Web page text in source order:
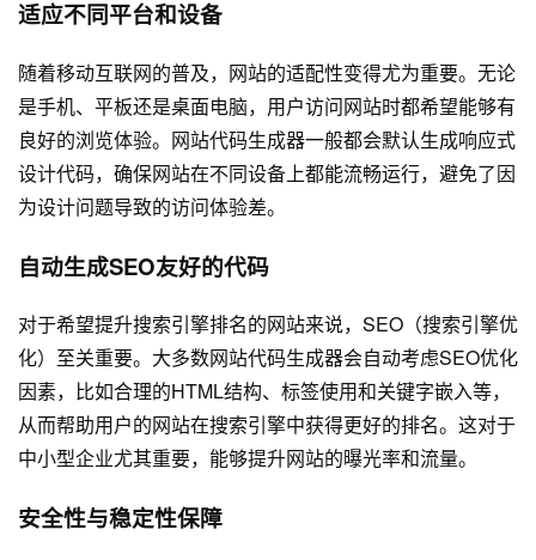
适应不同平台和设备
随着移动互联网的普及，网站的适配性变得尤为重要。无论
是手机、平板还是桌面电脑，用户访问网站时都希望能够有
良好的浏览体验。网站代码生成器一般都会默认生成响应式
设计代码，确保网站在不同设备上都能流畅运行，避免了因
为设计问题导致的访问体验差。
自动生成SEO友好的代码
对于希望提升搜索引擎排名的网站来说，SEO（搜索引擎优
化）至关重要。大多数网站代码生成器会自动考虑SEO优化
因素，比如合理的HTML结构、标签使用和关键字嵌入等，
从而帮助用户的网站在搜索引擎中获得更好的排名。这对于
中小型企业尤其重要，能够提升网站的曝光率和流量。
安全性与稳定性保障